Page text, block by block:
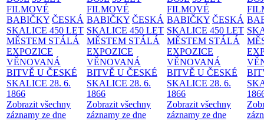
FILMOVÉ
BABIČKY ČESKÁ
SKALICE 450 LET
MĚSTEM STÁLÁ
EXPOZICE
VĚNOVANÁ
BITVĚ U ČESKÉ
SKALICE 28. 6.
1866
Zobrazit všechny
záznamy ze dne
FILMOVÉ
BABIČKY ČESKÁ
SKALICE 450 LET
MĚSTEM STÁLÁ
EXPOZICE
VĚNOVANÁ
BITVĚ U ČESKÉ
SKALICE 28. 6.
1866
Zobrazit všechny
záznamy ze dne
FILMOVÉ
BABIČKY ČESKÁ
SKALICE 450 LET
MĚSTEM STÁLÁ
EXPOZICE
VĚNOVANÁ
BITVĚ U ČESKÉ
SKALICE 28. 6.
1866
Zobrazit všechny
záznamy ze dne